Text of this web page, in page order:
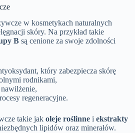
w kosmetykach naturalnych
skóry. Na przykład takie
B są cenione za swoje zdolności
który zabezpiecza skórę
rodnikami,
regeneracyjne.
takie jak oleje roślinne i ekstrakty
lipidów oraz minerałów.